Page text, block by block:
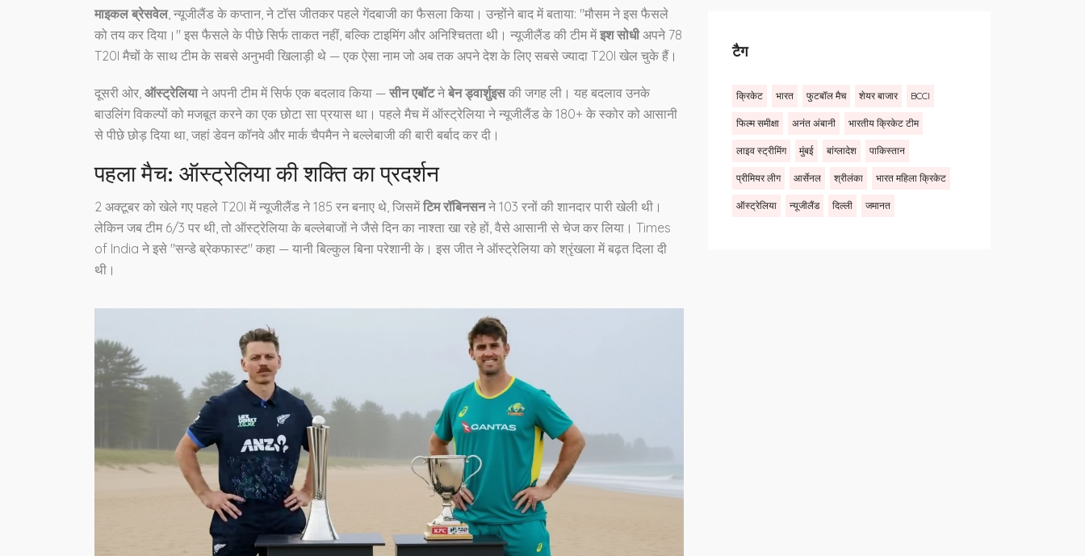
माइकल ब्रेसवेल, न्यूजीलैंड के कप्तान, ने टॉस जीतकर पहले गेंदबाजी का फैसला किया। उन्होंने बाद में बताया: "मौसम ने इस फैसले
को तय कर दिया।" इस फैसले के पीछे सिर्फ ताकत नहीं, बल्कि टाइमिंग और अनिश्चितता थी। न्यूजीलैंड की टीम मेंइश सोधीअपने 78
T20I मैचों के साथ टीम के सबसे अनुभवी खिलाड़ी थे — एक ऐसा नाम जो अब तक अपने देश के लिए सबसे ज्यादा T20I खेल चुके हैं।
दूसरी ओर, ऑस्ट्रेलियाने अपनी टीम में सिर्फ एक बदलाव किया — सीन एबॉटनेबेन ड्वार्शुइसकी जगह ली। यह बदलाव उनके
बाउलिंग विकल्पों को मजबूत करने का एक छोटा सा प्रयास था। पहले मैच में ऑस्ट्रेलिया ने न्यूजीलैंड के 180+ के स्कोर को आसानी
से पीछे छोड़ दिया था, जहां डेवन कॉनवे और मार्क चैपमैन ने बल्लेबाजी की बारी बर्बाद कर दी।
पहला मैच: ऑस्ट्रेलिया की शक्ति का प्रदर्शन
2 अक्टूबर को खेले गए पहले T20I में न्यूजीलैंड ने 185 रन बनाए थे, जिसमेंटिम रॉबिनसनने 103 रनों की शानदार पारी खेली थी।
लेकिन जब टीम 6/3 पर थी, तो ऑस्ट्रेलिया के बल्लेबाजों ने जैसे दिन का नाश्ता खा रहे हों, वैसे आसानी से चेज कर लिया। Times
of India ने इसे "सन्डे ब्रेकफास्ट" कहा — यानी बिल्कुल बिना परेशानी के। इस जीत ने ऑस्ट्रेलिया को श्रृंखला में बढ़त दिला दी
थी।
टैग
क्रिकेट भारत फुटबॉल मैच शेयर बाजार BCCI
फिल्म समीक्षा अनंत अंबानी भारतीय क्रिकेट टीम
लाइव स्ट्रीमिंग मुंबई बांग्लादेश पाकिस्तान
प्रीमियर लीग आर्सेनल श्रीलंका भारत महिला क्रिकेट
ऑस्ट्रेलिया न्यूजीलैंड दिल्ली जमानत